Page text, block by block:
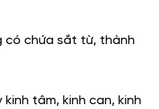
có chứa sắt từ, thành
kinh tâm, kinh can, kinh